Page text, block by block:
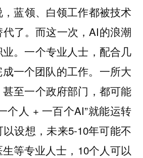
蓝领、白领工作都被技术
了。而这一次，AI的浪潮
。一个专业人士，配合几
一个团队的工作。一所大
至一个政府部门，都可能
个人 + 一百个AI”就能运转
设想，未来5-10年可能不
等专业人士，10个人可以